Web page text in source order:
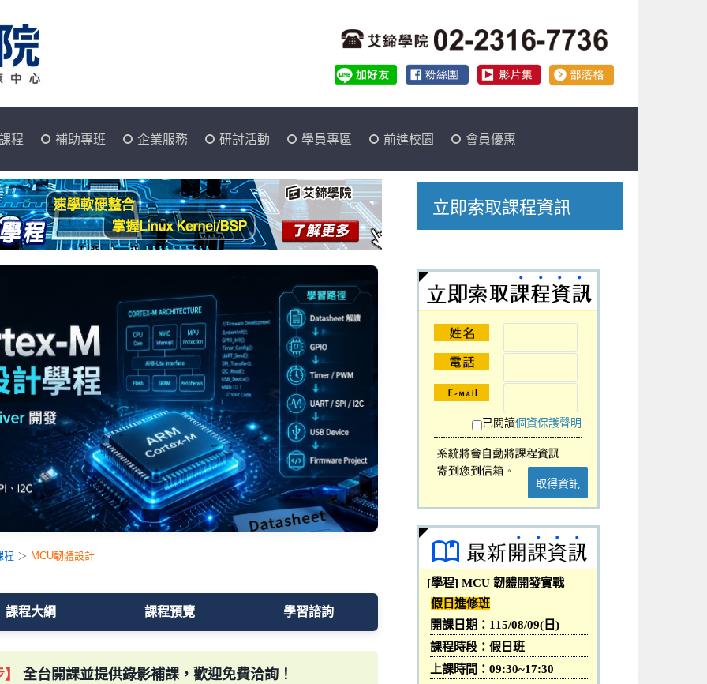
程 補助專班 企業服務 研討活動 學員專區 前進校園 會員優惠
程 ＞ MCU韌體設計
課程大綱 課程預覽 學習諮詢
全台開課並提供錄影補課，歡迎免費洽詢！
立即索取課程資訊
已閱讀個資保護聲明
取得資訊
[學程] MCU 韌體開發實戰
假日進修班
開課日期：115/08/09(日)
課程時段：假日班
上課時間：09:30~17:30